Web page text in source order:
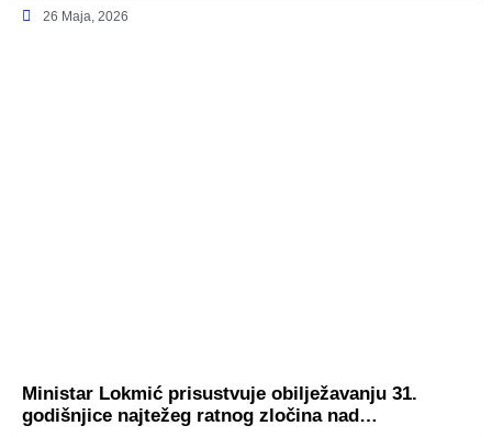
26 Maja, 2026
Ministar Lokmić prisustvuje obilježavanju 31.
godišnjice najtežeg ratnog zločina nad…